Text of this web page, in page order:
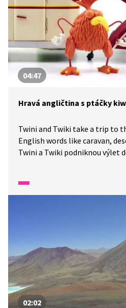
04:47
Hravá angličtina s ptáčky
Twini and Twiki take a trip to
English words like caravan,
Twini a Twiki podniknou výlet
02:02